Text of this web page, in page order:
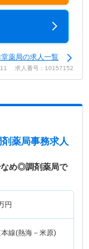
薬局の求人一覧
11 求人番号：10157152
薬局事務求人
なめ◎調剤薬局で
円
本線(熱海－米原)